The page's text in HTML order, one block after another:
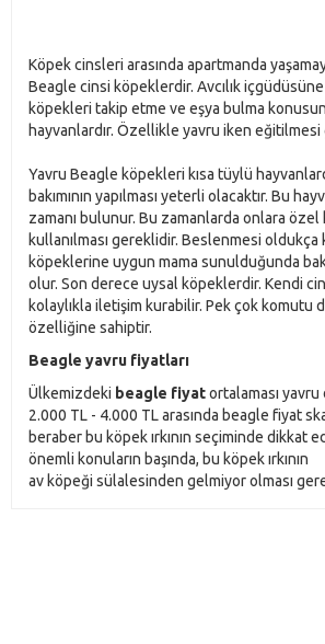
Köpek cinsleri arasında apartmanda
Beagle cinsi köpeklerdir. Avcılık
köpekleri takip etme ve eşya bulma
hayvanlardır. Özellikle yavru iken eğitilmesi
Yavru Beagle köpekleri kısa tüylü
bakımının yapılması yeterli olacaktır. Bu
zamanı bulunur. Bu zamanlarda onlara özel
kullanılması gereklidir. Beslenmesi oldukça
köpeklerine uygun mama sunulduğunda
olur. Son derece uysal köpeklerdir. Kendi
kolaylıkla iletişim kurabilir. Pek çok komutu
özelliğine sahiptir.
Beagle yavru fiyatları
Ülkemizdeki beagle fiyatortalaması
2.000 TL - 4.000 TL arasında beagle fiyat
beraber bu köpek ırkının seçiminde dikkat
önemli konuların başında, bu köpek ırkının
av köpeği sülalesinden gelmiyor olması